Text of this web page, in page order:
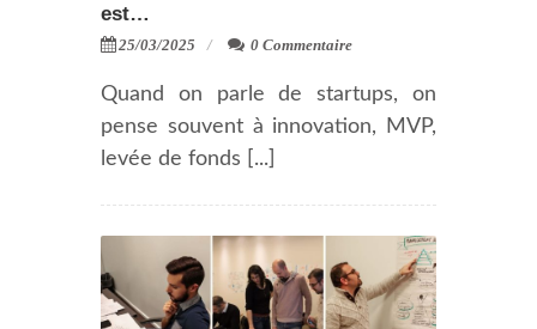
est…
25/03/2025 0 Commentaire
Quand on parle de startups, on
pense souvent à innovation, MVP,
levée de fonds [...]